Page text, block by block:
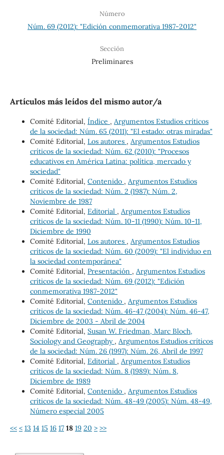
Número
Núm. 69 (2012): "Edición conmemorativa 1987-2012"
Sección
Preliminares
Artículos más leídos del mismo autor/a
Comité Editorial, Índice , Argumentos Estudios críticos
de la sociedad: Núm. 65 (2011): "El estado: otras miradas"
Comité Editorial, Los autores , Argumentos Estudios
críticos de la sociedad: Núm. 62 (2010): "Procesos
educativos en América Latina: política, mercado y
sociedad"
Comité Editorial, Contenido , Argumentos Estudios
críticos de la sociedad: Núm. 2 (1987): Núm. 2,
Noviembre de 1987
Comité Editorial, Editorial , Argumentos Estudios
críticos de la sociedad: Núm. 10-11 (1990): Núm. 10-11,
Diciembre de 1990
Comité Editorial, Los autores , Argumentos Estudios
críticos de la sociedad: Núm. 60 (2009): "El individuo en
la sociedad contemporánea"
Comité Editorial, Presentación , Argumentos Estudios
críticos de la sociedad: Núm. 69 (2012): "Edición
conmemorativa 1987-2012"
Comité Editorial, Contenido , Argumentos Estudios
críticos de la sociedad: Núm. 46-47 (2004): Núm. 46-47,
Diciembre de 2003 - Abril de 2004
Comité Editorial, Susan W. Friedman, Marc Bloch,
Sociology and Geography , Argumentos Estudios críticos
de la sociedad: Núm. 26 (1997): Núm. 26, Abril de 1997
Comité Editorial, Editorial , Argumentos Estudios
críticos de la sociedad: Núm. 8 (1989): Núm. 8,
Diciembre de 1989
Comité Editorial, Contenido , Argumentos Estudios
críticos de la sociedad: Núm. 48-49 (2005): Núm. 48-49,
Número especial 2005
<< < 13 14 15 16 17 18 19 20 > >>